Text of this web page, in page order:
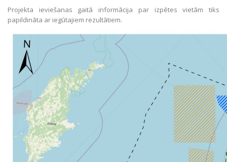
Projekta ieviešanas gaitā informācija par izpētes vietām tiks
papildināta ar iegūtajiem rezultātiem.